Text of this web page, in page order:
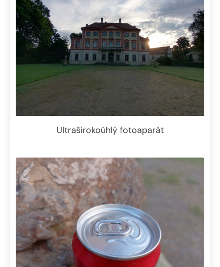
Ultraširokoúhlý fotoaparát